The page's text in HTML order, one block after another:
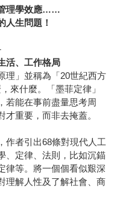
理學效應……
人生問題！
活、工作格局
理」並稱為「20世紀西方
來什麼。「墨菲定律」
若能在事前盡量思考周
重要，而非去掩蓋。
作者引出68條對現代人工
、定律、法則，比如沉錨
律等。將一個個看似艱深
理解人性及了解社會、商